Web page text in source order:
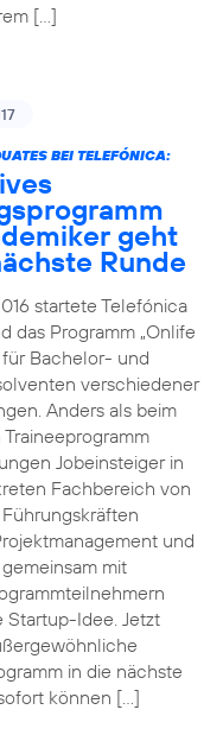
[…]
BEI TELEFÓNICA:
geht
Runde
startete Telefónica
das Programm „Onlife
für Bachelor- und
verschiedener
Anders als beim
Jobeinsteiger in
Fachbereich von
und
mit
Startup-Idee. Jetzt
in die nächste
können […]